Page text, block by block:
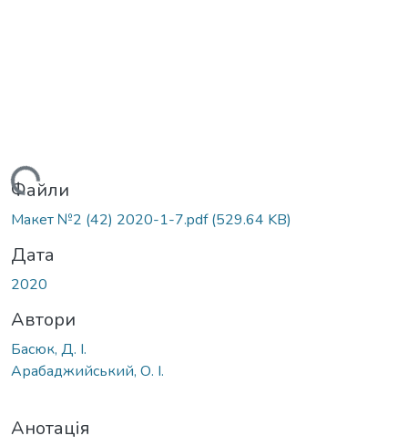
Файли
Макет №2 (42) 2020-1-7.pdf(529.64 KB)
Дата
2020
Автори
Басюк, Д. І.
Арабаджийський, О. І.
Анотація